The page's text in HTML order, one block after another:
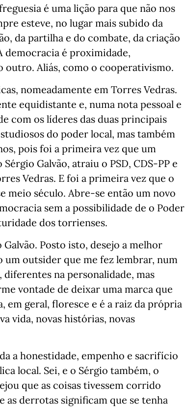
é uma lição para que não nos
esteve, no lugar mais subido da
da partilha e do combate, da criação
democracia é proximidade,
outro. Aliás, como o cooperativismo.
nomeadamente em Torres Vedras.
equidistante e, numa nota pessoal e
com os líderes das duas principais
do poder local, mas também
pois foi a primeira vez que um
Galvão, atraiu o PSD, CDS-PP e
Vedras. E foi a primeira vez que o
meio século. Abre-se então um novo
sem a possibilidade de o Poder
dos torrienses.
Posto isto, desejo a melhor
outsider que me fez lembrar, num
na personalidade, mas
vontade de deixar uma marca que
em geral, floresce e é a raiz da própria
vida, novas histórias, novas
a honestidade, empenho e sacrifício
local. Sei, e o Sérgio também, o
que as coisas tivessem corrido
as derrotas significam que se tenha